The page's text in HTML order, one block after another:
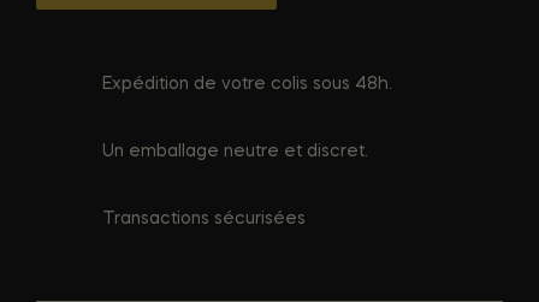
Expédition de votre colis sous 48h.
Un emballage neutre et discret.
Transactions sécurisées